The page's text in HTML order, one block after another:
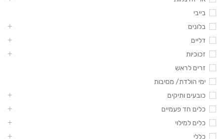
בייבי
בלונים
דליים
זכוכיות
זרים לראש
ימי הולדת/ מסיבות
כובעים ותיקים
כלים חד פעמיים
כלים למילוי
כללי